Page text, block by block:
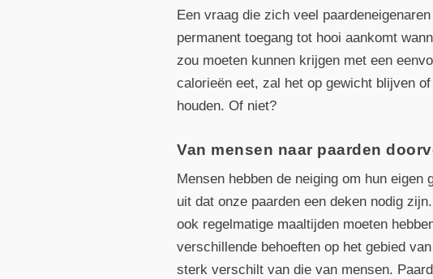
Een vraag die zich veel
permanent toegang tot hooi aankomt
zou moeten kunnen krijgen met een
calorieën eet, zal het op gewicht blijven
houden. Of niet?
Van mensen naar paarden
Mensen hebben de neiging om hun
uit dat onze paarden een deken nodig
ook regelmatige maaltijden moeten
verschillende behoeften op het gebied
sterk verschilt van die van mensen.